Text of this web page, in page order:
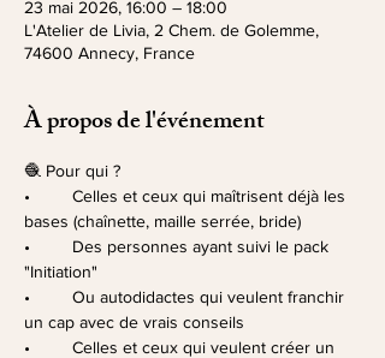
23 mai 2026, 16:00 – 18:00
L'Atelier de Livia, 2 Chem. de Golemme,
74600 Annecy, France
À propos de l'événement
🧶 Pour qui ?
•	Celles et ceux qui maîtrisent déjà les
bases (chaînette, maille serrée, bride)
•	Des personnes ayant suivi le pack
"Initiation"
•	Ou autodidactes qui veulent franchir
un cap avec de vrais conseils
•	Celles et ceux qui veulent créer un